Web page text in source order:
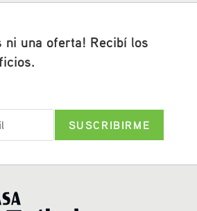
ni una oferta! Recibí los